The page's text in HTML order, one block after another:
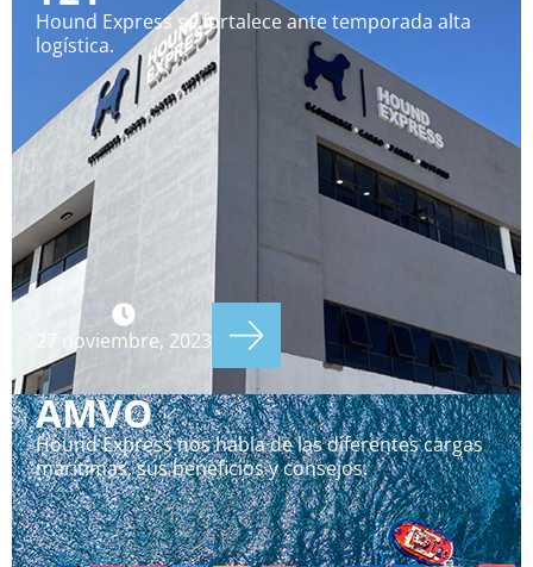
Hound Express se fortalece ante temporada alta
logística.
27 noviembre, 2023
AMVO
Hound Express nos habla de las diferentes cargas
marítimas, sus beneficios y consejos.